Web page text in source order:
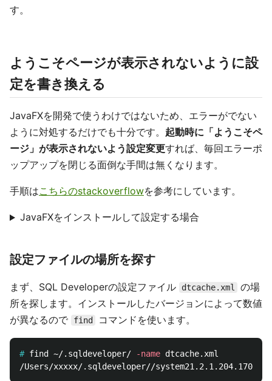
す。
ようこそページが表示されないように設
定を書き換える
JavaFXを開発で使うわけではないため、エラーがでない
ように対処するだけでも十分です。 起動時に「ようこそペ
ージ」が表示されないよう設定変更すれば、毎回エラーポ
ップアップを閉じる面倒な手間は無くなります。
手順はこちらのstackoverflowを参考にしています。
JavaFXをインストールして設定する場合
設定ファイルの場所を探す
まず、SQL Developerの設定ファイル dtcache.xml
の場
所を探します。インストールしたバージョンによって数値
が異なるので
find コマンドを使います。
# find ~/.sqldeveloper/ -name